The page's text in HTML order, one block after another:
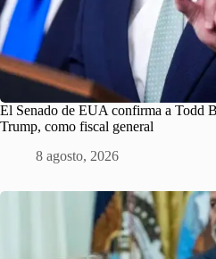
El Senado de EUA confirma a Todd
Trump, como fiscal general
8 agosto, 2026